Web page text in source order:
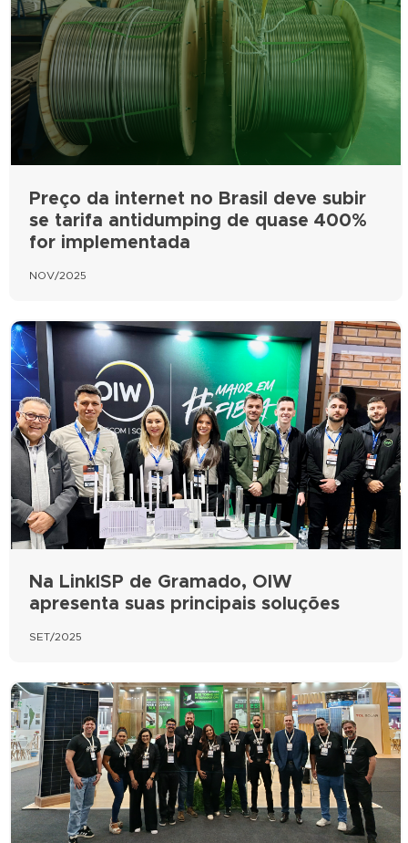
Preço da internet no Brasil deve subir
se tarifa antidumping de quase 400%
for implementada
NOV/2025
Na LinkISP de Gramado, OIW
apresenta suas principais soluções
SET/2025